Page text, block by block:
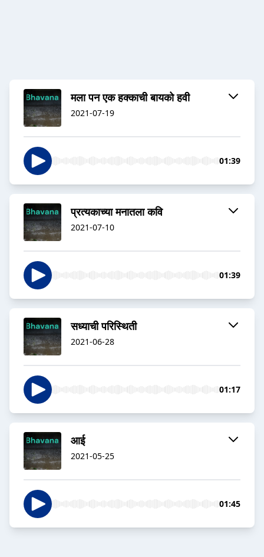
मला पन एक हक्काची बायको हवी
2021-07-19
01:39
प्रत्यकाच्या मनातला कवि
2021-07-10
01:39
सध्याची परिस्थिती
2021-06-28
01:17
आई
2021-05-25
01:45